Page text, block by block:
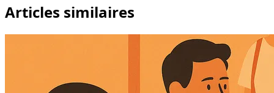
Articles similaires